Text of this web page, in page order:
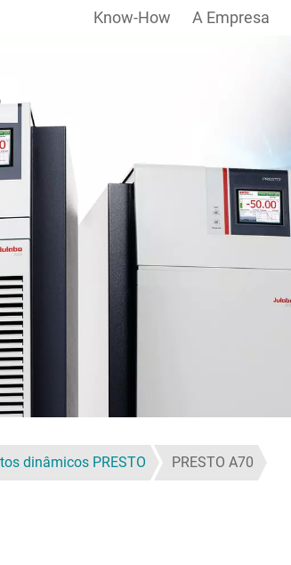
Know-How A Empresa
dinâmicos PRESTO PRESTO A70